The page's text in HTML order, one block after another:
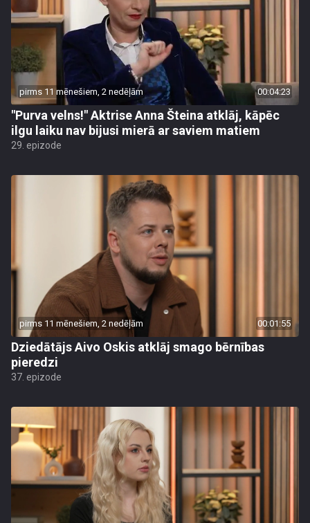
pirms 11 mēnešiem, 2 nedēļām 00:04:23
"Purva velns!" Aktrise Anna Šteina atklāj, kāpēc
ilgu laiku nav bijusi mierā ar saviem matiem
29. epizode
pirms 11 mēnešiem, 2 nedēļām 00:01:55
Dziedātājs Aivo Oskis atklāj smago bērnības
pieredzi
37. epizode